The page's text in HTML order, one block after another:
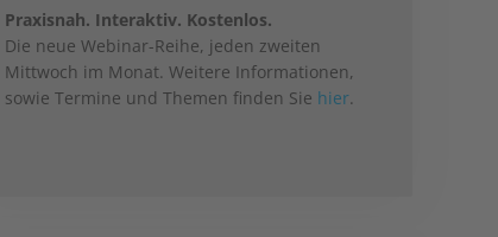
Praxisnah. Interaktiv. Kostenlos.
Die neue Webinar-Reihe, jeden zweiten
Mittwoch im Monat. Weitere Informationen,
sowie Termine und Themen finden Sie hier.